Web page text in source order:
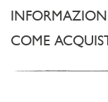
COME